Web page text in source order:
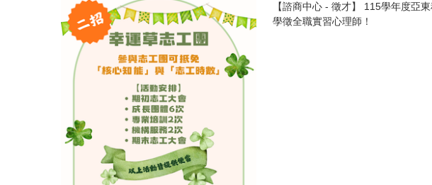
【諮商中心 - 徵才】 115學年度亞
學徵全職實習心理師！